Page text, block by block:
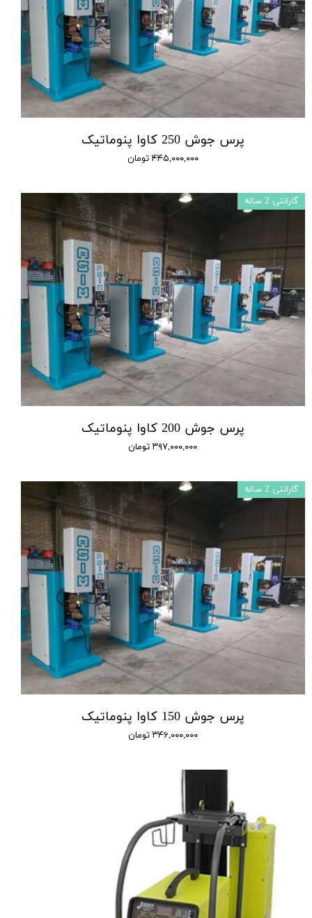
پرس جوش 250 کاوا پنوماتیک
۴۴۵,۰۰۰,۰۰۰ تومان
پرس جوش 200 کاوا پنوماتیک
۳۹۷,۰۰۰,۰۰۰ تومان
گارانتی 2 ساله
پرس جوش 150 کاوا پنوماتیک
۳۴۶,۰۰۰,۰۰۰ تومان
گارانتی 2 ساله